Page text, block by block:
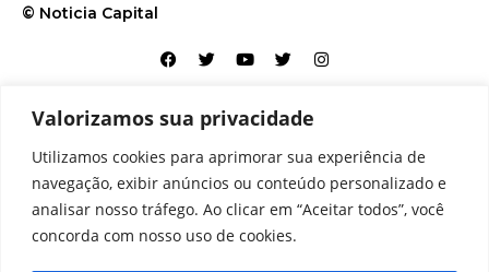
Valorizamos sua privacidade
Utilizamos cookies para aprimorar sua experiência de
navegação, exibir anúncios ou conteúdo personalizado e
analisar nosso tráfego. Ao clicar em “Aceitar todos”, você
concorda com nosso uso de cookies.
© Noticia Capital
Contato Home Aviso legal Configurações de cookies
Equipe Perfil Política de cookies Serviços